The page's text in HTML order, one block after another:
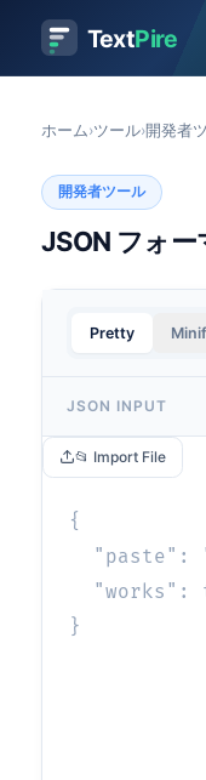
TextPire
ホーム›ツール›開発者
開発者ツール
JSON フォー
Pretty
JSON INPUT
📂 Import File